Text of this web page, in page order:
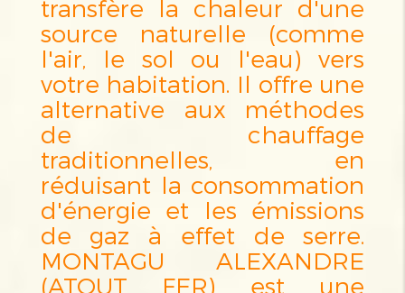
transfère la chaleur d'une
source naturelle (comme
l'air, le sol ou l'eau) vers
votre habitation. Il offre une
alternative aux méthodes
de chauffage
traditionnelles, en
réduisant la consommation
d'énergie et les émissions
de gaz à effet de serre.
MONTAGU ALEXANDRE
(ATOUT FER) est une